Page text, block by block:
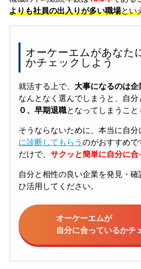
よりも社員の出入りが多い職場とい
オーケーエムがあなた
かチェックしよう
就活する上で、 大事になるのは企
なんとなく選んでしまうと、自分
０、早期退職となってしまうこと
そうならないために、本当に自
に診断してもらう のがおすすめで
だけで、 サクッと簡単に自分に
自分と相性の良い企業を発見・
ひ活用してください。
オーケーエムが
自分に合っているかチ